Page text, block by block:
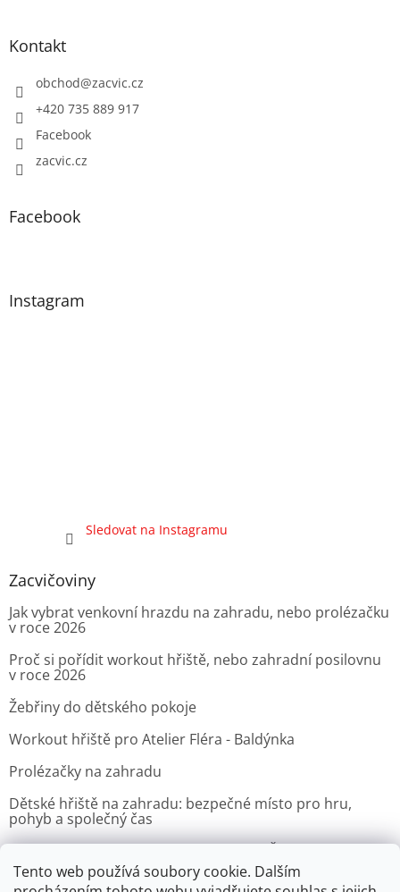
Tento web používá soubory cookie. Dalším
Kontakt
obchod@zacvic.cz
+420 735 889 917
Facebook
zacvic.cz
Facebook
Instagram
Sledovat na Instagramu
Zacvičoviny
Jak vybrat venkovní hrazdu na zahradu, nebo prolézačku
v roce 2026
Proč si pořídit workout hřiště, nebo zahradní posilovnu
v roce 2026
Žebřiny do dětského pokoje
Workout hřiště pro Atelier Fléra - Baldýnka
Prolézačky na zahradu
Dětské hřiště na zahradu: bezpečné místo pro hru,
pohyb a společný čas
republiky v Praze